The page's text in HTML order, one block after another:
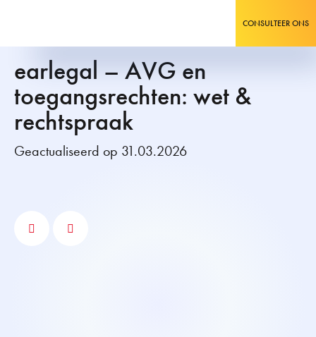
CONSULTEER ONS
earlegal – AVG en
toegangsrechten: wet &
rechtspraak
Geactualiseerd op 31.03.2026